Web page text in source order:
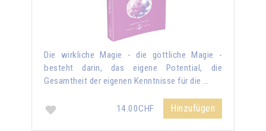
Die wirkliche Magie - die göttliche Magie -
besteht darin, das eigene Potential, die
Gesamtheit der eigenen Kenntnisse für die …
14.00CHF Hinzufügen